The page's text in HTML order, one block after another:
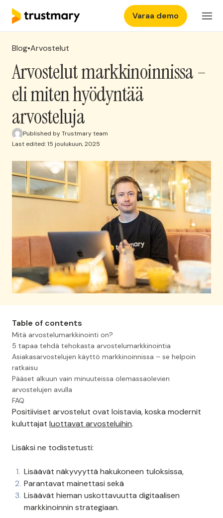
Ominaisuudet
Hinnasto
Yritys
Ota yhteyttä
FI Kirjaudu
Varaa demo
Blog•Arvostelut
Arvostelut markkinoinnissa –
eli miten hyödyntää
arvosteluja
Published by Trustmary team
Last edited: 15 joulukuun, 2025
Table of contents
Mitä arvostelumarkkinointi on?
5 tapaa tehdä tehokasta arvostelumarkkinointia
Asiakasarvostelujen käyttö markkinoinnissa – se helpoin
ratkaisu
Pääset alkuun vain minuuteissa olemassaolevien
arvostelujen avulla
FAQ
Positiiviset arvostelut ovat loistavia, koska modernit
kuluttajat luottavat arvosteluihin.
Lisäksi ne todistetusti:
Lisäävät näkyvyyttä hakukoneen tuloksissa,
Parantavat mainettasi sekä
Lisäävät hieman uskottavuutta digitaalisen
markkinoinnin strategiaan.